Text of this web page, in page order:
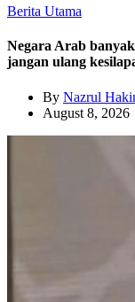
Berita Utama
Negara Arab
jangan ulang
By Nazrul
August 8, 2026